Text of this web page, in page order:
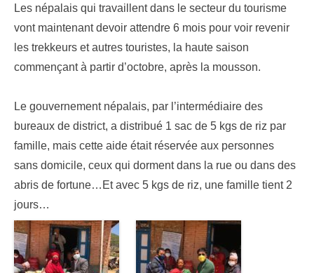
Les népalais qui travaillent dans le secteur du tourisme
vont maintenant devoir attendre 6 mois pour voir revenir
les trekkeurs et autres touristes, la haute saison
commençant à partir d’octobre, après la mousson.
Le gouvernement népalais, par l’intermédiaire des
bureaux de district, a distribué 1 sac de 5 kgs de riz par
famille, mais cette aide était réservée aux personnes
sans domicile, ceux qui dorment dans la rue ou dans des
abris de fortune…Et avec 5 kgs de riz, une famille tient 2
jours…